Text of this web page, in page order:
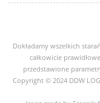
Dokładamy wszelkich
całkowicie
przedstawione
Copyright © 2024 DDW